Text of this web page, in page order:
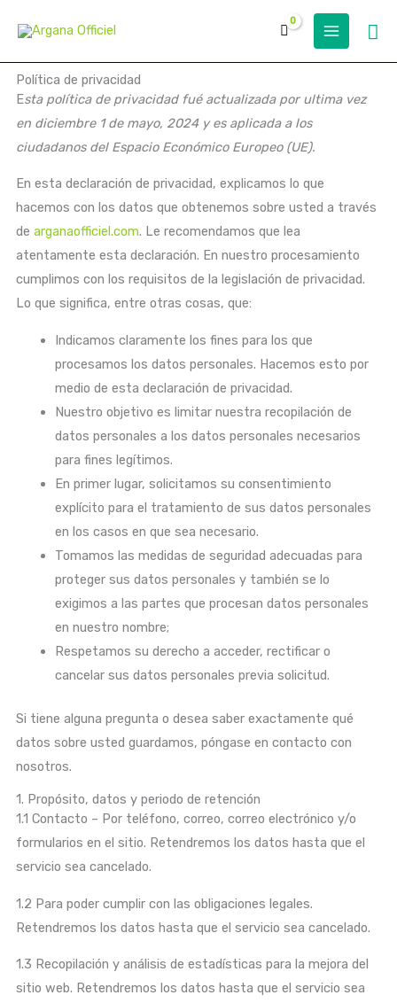
content
Política de privacidad
Esta política de privacidad fué actualizada por ultima vez
en diciembre 1 de mayo, 2024 y es aplicada a los
ciudadanos del Espacio Económico Europeo (UE).
En esta declaración de privacidad, explicamos lo que
hacemos con los datos que obtenemos sobre usted a través
de arganaofficiel.com. Le recomendamos que lea
atentamente esta declaración. En nuestro procesamiento
cumplimos con los requisitos de la legislación de privacidad.
Lo que significa, entre otras cosas, que:
Indicamos claramente los fines para los que
procesamos los datos personales. Hacemos esto por
medio de esta declaración de privacidad.
Nuestro objetivo es limitar nuestra recopilación de
datos personales a los datos personales necesarios
para fines legítimos.
En primer lugar, solicitamos su consentimiento
explícito para el tratamiento de sus datos personales
en los casos en que sea necesario.
Tomamos las medidas de seguridad adecuadas para
proteger sus datos personales y también se lo
exigimos a las partes que procesan datos personales
en nuestro nombre;
Respetamos su derecho a acceder, rectificar o
cancelar sus datos personales previa solicitud.
Si tiene alguna pregunta o desea saber exactamente qué
datos sobre usted guardamos, póngase en contacto con
nosotros.
1. Propósito, datos y periodo de retención
1.1 Contacto – Por teléfono, correo, correo electrónico y/o
formularios en el sitio. Retendremos los datos hasta que el
servicio sea cancelado.
1.2 Para poder cumplir con las obligaciones legales.
Retendremos los datos hasta que el servicio sea cancelado.
1.3 Recopilación y análisis de estadísticas para la mejora del
sitio web. Retendremos los datos hasta que el servicio sea